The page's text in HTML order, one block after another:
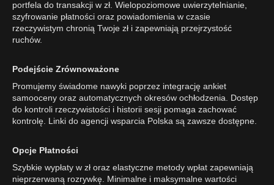
portfela do transakcji w zł. Wielopoziomowe uwierzytelnianie,
szyfrowanie płatności oraz powiadomienia w czasie
rzeczywistym chronią Twoje zł i zapewniają przejrzystość
ruchów.
Podejście Zrównoważone
Promujemy świadome nawyki poprzez integrację ankiet
samooceny oraz automatycznych okresów ochłodzenia. Dostęp
do kontroli rzeczywistości i historii sesji pomaga zachować
kontrolę. Linki do agencji wsparcia Polska są zawsze dostępne.
Opcje Płatności
Szybkie wypłaty w zł oraz elastyczne metody wpłat zapewniają
nieprzerwaną rozrywkę. Minimalne i maksymalne wartości